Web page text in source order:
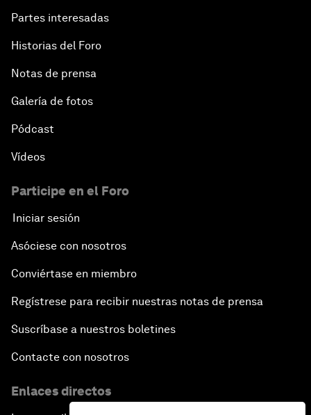
Partes interesadas
Historias del Foro
Notas de prensa
Galería de fotos
Pódcast
Vídeos
Participe en el Foro
Iniciar sesión
Asóciese con nosotros
Conviértase en miembro
Regístrese para recibir nuestras notas de prensa
Suscríbase a nuestros boletines
Contacte con nosotros
Enlaces directos